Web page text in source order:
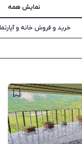
نمایش همه
خرید و فروش خانه و